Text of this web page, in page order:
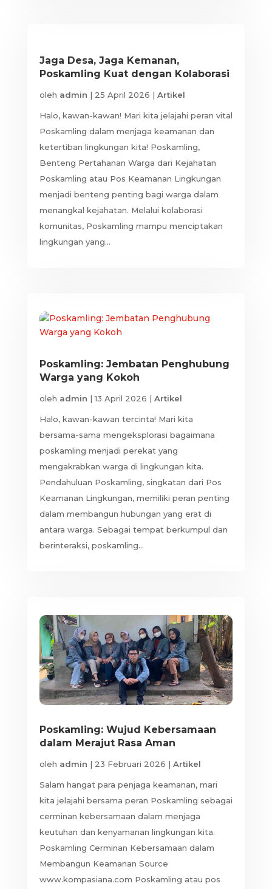
Jaga Desa, Jaga Kemanan,
Poskamling Kuat dengan Kolaborasi
oleh admin | 25 April 2026 | Artikel
Halo, kawan-kawan! Mari kita jelajahi peran vital
Poskamling dalam menjaga keamanan dan
ketertiban lingkungan kita! Poskamling,
Benteng Pertahanan Warga dari Kejahatan
Poskamling atau Pos Keamanan Lingkungan
menjadi benteng penting bagi warga dalam
menangkal kejahatan. Melalui kolaborasi
komunitas, Poskamling mampu menciptakan
lingkungan yang...
Poskamling: Jembatan Penghubung
Warga yang Kokoh
oleh admin |13 April 2026 | Artikel
Halo, kawan-kawan tercinta! Mari kita
bersama-sama mengeksplorasi bagaimana
poskamling menjadi perekat yang
mengakrabkan warga di lingkungan kita.
Pendahuluan Poskamling, singkatan dari Pos
Keamanan Lingkungan, memiliki peran penting
dalam membangun hubungan yang erat di
antara warga. Sebagai tempat berkumpul dan
berinteraksi, poskamling...
Poskamling: Wujud Kebersamaan
dalam Merajut Rasa Aman
oleh admin | 23 Februari 2026 | Artikel
Salam hangat para penjaga keamanan, mari
kita jelajahi bersama peran Poskamling sebagai
cerminan kebersamaan dalam menjaga
keutuhan dan kenyamanan lingkungan kita.
Poskamling Cerminan Kebersamaan dalam
Membangun Keamanan Source
www.kompasiana.com Poskamling atau pos